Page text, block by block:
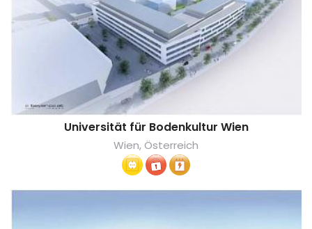
Universität für Bodenkultur Wien
Wien, Österreich